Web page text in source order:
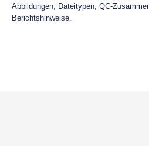
Abbildungen, Dateitypen, QC-
Berichtshinweise.